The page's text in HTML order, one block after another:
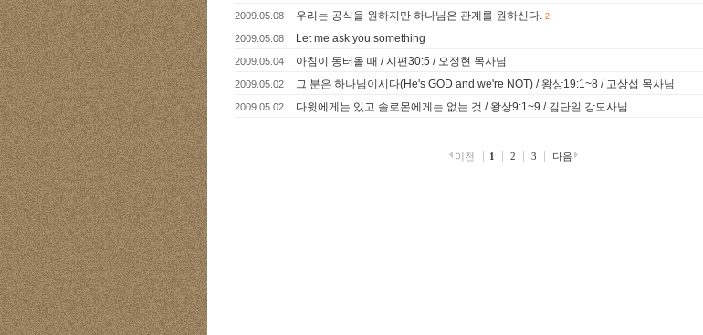
2009.05.08 우리는 공식을 원하지만 하나님은 관계를 원하신다. 2
2009.05.08 Let me ask you something
2009.05.04 아침이 동터올 때 / 시편30:5 / 오정현 목사님
2009.05.02 그 분은 하나님이시다(He's GOD and we're NOT) / 왕상19:1~8 / 고상섭 목사님
2009.05.02 다윗에게는 있고 솔로몬에게는 없는 것 / 왕상9:1~9 / 김단일 강도사님
이전 1 2 3 다음